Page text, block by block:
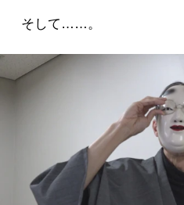
そして……。